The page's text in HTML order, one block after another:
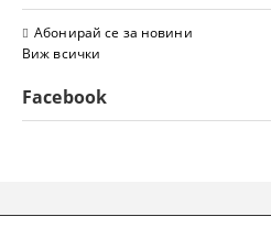
Абонирай се за новини
Виж всички
Facebook